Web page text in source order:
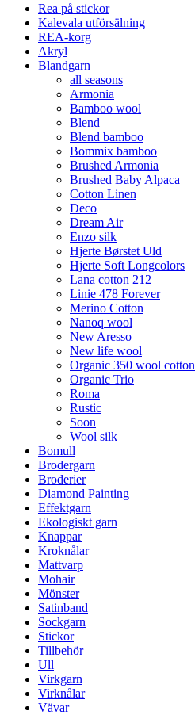
Rea på stickor
Kalevala utförsälning
REA-korg
Akryl
Blandgarn
all seasons
Armonia
Bamboo wool
Blend
Blend bamboo
Bommix bamboo
Brushed Armonia
Brushed Baby Alpaca
Cotton Linen
Deco
Dream Air
Enzo silk
Hjerte Børstet Uld
Hjerte Soft Longcolors
Lana cotton 212
Linie 478 Forever
Merino Cotton
Nanoq wool
New Aresso
New life wool
Organic 350 wool cotton
Organic Trio
Roma
Rustic
Soon
Wool silk
Bomull
Brodergarn
Broderier
Diamond Painting
Effektgarn
Ekologiskt garn
Knappar
Kroknålar
Mattvarp
Mohair
Mönster
Satinband
Sockgarn
Stickor
Tillbehör
Ull
Virkgarn
Virknålar
Vävar